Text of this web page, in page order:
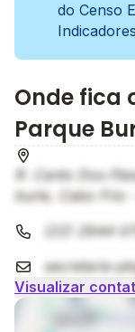
do Censo
Onde fica
Parque
R. Canto Dos
burle, Cabo Frio
(22) 2644-
secretaria-
Visualizar